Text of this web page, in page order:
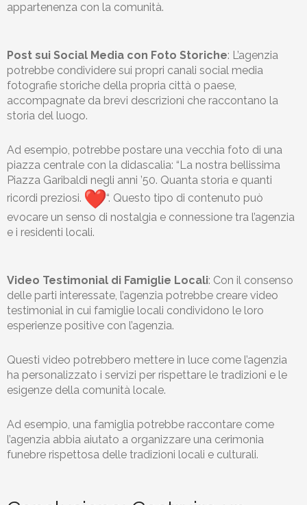
appartenenza con la comunità.
Post sui Social Media con Foto Storiche: L’agenzia
potrebbe condividere sui propri canali social media
fotografie storiche della propria città o paese,
accompagnate da brevi descrizioni che raccontano la
storia del luogo.
Ad esempio, potrebbe postare una vecchia foto di una
piazza centrale con la didascalia: “La nostra bellissima
Piazza Garibaldi negli anni ’50. Quanta storia e quanti
ricordi preziosi.
“. Questo tipo di contenuto può
evocare un senso di nostalgia e connessione tra l’agenzia
e i residenti locali.
Video Testimonial di Famiglie Locali: Con il consenso
delle parti interessate, l’agenzia potrebbe creare video
testimonial in cui famiglie locali condividono le loro
esperienze positive con l’agenzia.
Questi video potrebbero mettere in luce come l’agenzia
ha personalizzato i servizi per rispettare le tradizioni e le
esigenze della comunità locale.
Ad esempio, una famiglia potrebbe raccontare come
l’agenzia abbia aiutato a organizzare una cerimonia
funebre rispettosa delle tradizioni locali e culturali.